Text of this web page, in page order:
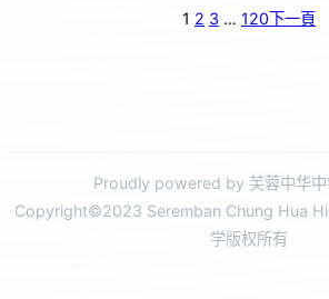
1 2 3 … 120下一頁
Proudly powered by 芙蓉中华中
Copyright©2023 Seremban Chung Hua
学版权所有